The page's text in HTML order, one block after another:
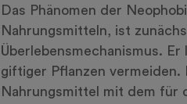
Das Phänomen der
Nahrungsmitteln, ist
Überlebensmechanismus.
giftiger Pflanzen vermeiden.
Nahrungsmittel mit dem für